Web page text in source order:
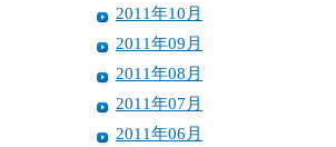
2011年10月
2011年09月
2011年08月
2011年07月
2011年06月